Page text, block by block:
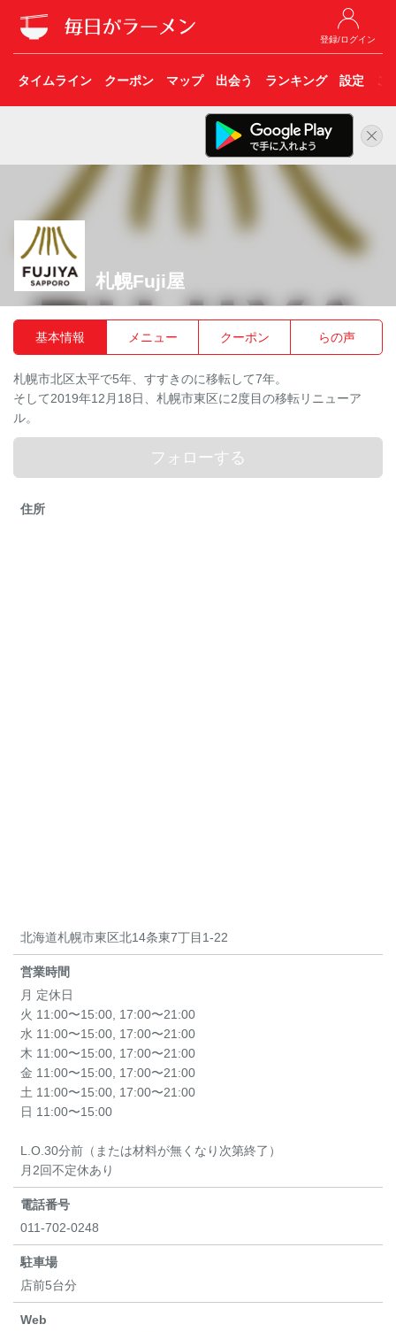
登録/ログイン
タイムライン クーポン マップ 出会う ランキング 設定 こ
札幌Fuji屋
基本情報 メニュー クーポン らの声
札幌市北区太平で5年、すすきのに移転して7年。
そして2019年12月18日、札幌市東区に2度目の移転リニューア
ル。
フォローする
住所
北海道札幌市東区北14条東7丁目1-22
営業時間
月 定休日
火 11:00〜15:00, 17:00〜21:00
水 11:00〜15:00, 17:00〜21:00
木 11:00〜15:00, 17:00〜21:00
金 11:00〜15:00, 17:00〜21:00
土 11:00〜15:00, 17:00〜21:00
日 11:00〜15:00
L.O.30分前（または材料が無くなり次第終了）
月2回不定休あり
電話番号
011-702-0248
駐車場
店前5台分
Web